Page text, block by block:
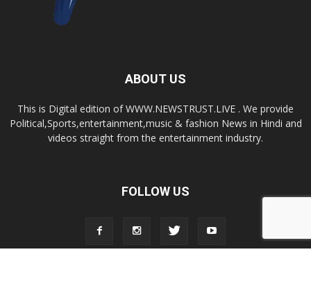
ABOUT US
This is Digital edition of WWW.NEWSTRUST.LIVE . We provide
Political,Sports,entertainment,music & fashion News in Hindi and
videos straight from the entertainment industry.
FOLLOW US